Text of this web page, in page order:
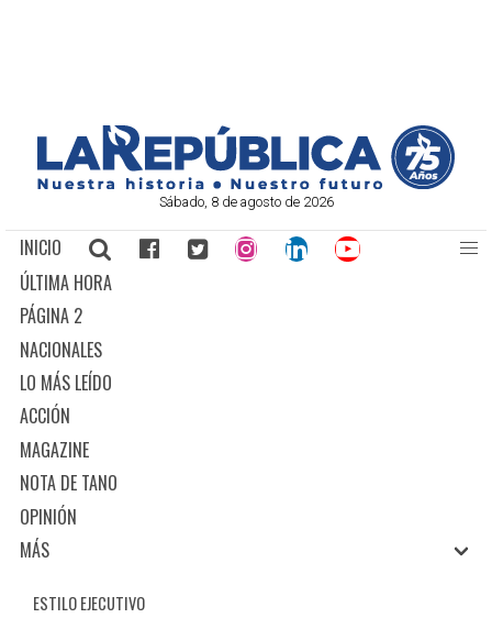
Sábado, 8 de agosto de 2026
INICIO
ÚLTIMA HORA
PÁGINA 2
NACIONALES
LO MÁS LEÍDO
ACCIÓN
MAGAZINE
NOTA DE TANO
OPINIÓN
MÁS
ESTILO EJECUTIVO